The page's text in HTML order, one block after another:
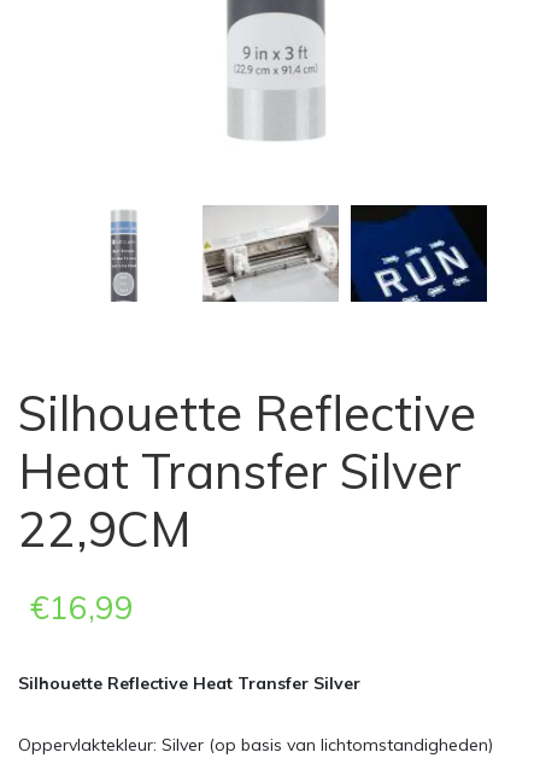
Silhouette Reflective
Heat Transfer Silver
22,9CM
€16,99
Silhouette Reflective Heat Transfer Silver
Oppervlaktekleur: Silver (op basis van lichtomstandigheden)